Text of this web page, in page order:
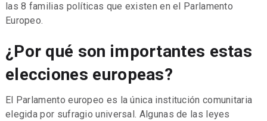
las 8 familias políticas que existen en el Parlamento
Europeo.
¿Por qué son importantes estas
elecciones europeas?
El Parlamento europeo es la única institución comunitaria
elegida por sufragio universal. Algunas de las leyes